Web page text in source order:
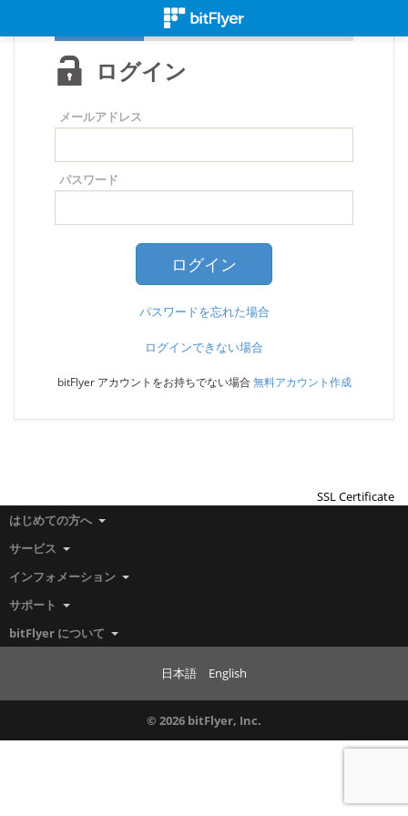
ログイン
メールアドレス
パスワード
パスワードを忘れた場合
ログインできない場合
bitFlyer アカウントをお持ちでない場合 無料アカウント作成
SSL Certificate
はじめての方へ
サービス
インフォメーション
サポート
bitFlyer について
日本語 English
© 2026 bitFlyer, Inc.